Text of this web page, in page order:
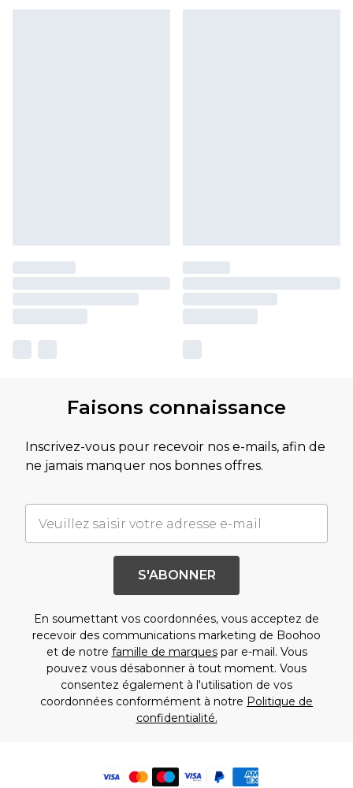
Faisons connaissance
Inscrivez-vous pour recevoir nos e-mails, afin de
ne jamais manquer nos bonnes offres.
S'ABONNER
En soumettant vos coordonnées, vous acceptez de
recevoir des communications marketing de Boohoo
et de notre famille de marquespar e-mail. Vous
pouvez vous désabonner à tout moment. Vous
consentez également à l'utilisation de vos
coordonnées conformément à notre Politique de
confidentialité.